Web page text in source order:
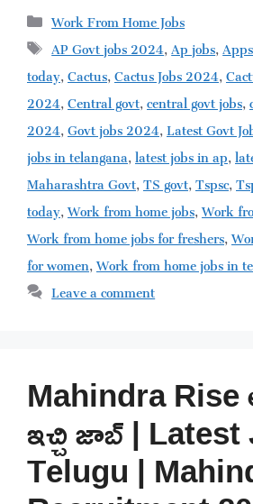
Categories
Work From Home Jobs
Tags
AP Govt jobs 2024,Ap jobs,
today,Cactus,Cactus Jobs 2024,
2024,Central govt,central govt jobs,
2024,Govt jobs 2024,Latest Govt
jobs in telangana,latest jobs in ap,
Maharashtra Govt,TS govt,Tspsc,
today,Work from home jobs,Work
Work from home jobs for freshers,
for women,Work from home jobs in
Leave a comment
Mahindra Rise
ఇచ్చి జాబ్ |
Telugu |